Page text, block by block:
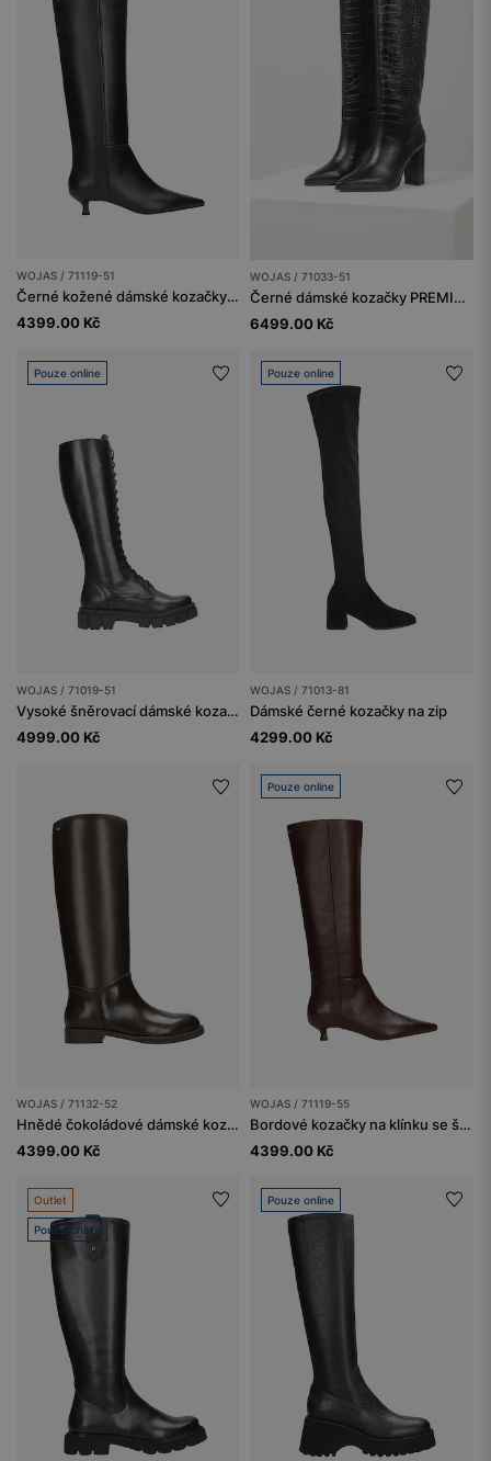
WOJAS / 71119-51
Černé kožené dámské kozačky na nízkém podpatku
4399.00 Kč
WOJAS / 71033-51
Černé dámské kozačky PREMIUM s krokodýlím vzorem
6499.00 Kč
Pouze online
WOJAS / 71019-51
Vysoké šněrovací dámské kozačky na silné podrážce
4999.00 Kč
Pouze online
WOJAS / 71013-81
Dámské černé kozačky na zip
4299.00 Kč
WOJAS / 71132-52
Hnědé čokoládové dámské kozačky z lícové kůže
4399.00 Kč
Pouze online
WOJAS / 71119-55
Bordové kozačky na klínku se špičatou špičkou
4399.00 Kč
Outlet
Pouze online
Pouze online